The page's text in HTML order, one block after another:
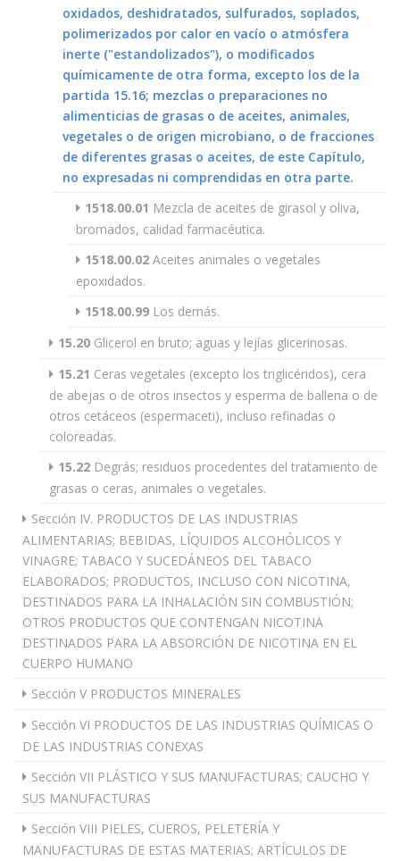
oxidados, deshidratados, sulfurados, soplados,
polimerizados por calor en vacío o atmósfera
inerte ("estandolizados"), o modificados
químicamente de otra forma, excepto los de la
partida 15.16; mezclas o preparaciones no
alimenticias de grasas o de aceites, animales,
vegetales o de origen microbiano, o de fracciones
de diferentes grasas o aceites, de este Capítulo,
no expresadas ni comprendidas en otra parte.
1518.00.01 Mezcla de aceites de girasol y oliva,
bromados, calidad farmacéutica.
1518.00.02 Aceites animales o vegetales
epoxidados.
1518.00.99 Los demás.
15.20 Glicerol en bruto; aguas y lejías glicerinosas.
15.21 Ceras vegetales (excepto los triglicéridos), cera
de abejas o de otros insectos y esperma de ballena o de
otros cetáceos (espermaceti), incluso refinadas o
coloreadas.
15.22 Degrás; residuos procedentes del tratamiento de
grasas o ceras, animales o vegetales.
Sección IV. PRODUCTOS DE LAS INDUSTRIAS
ALIMENTARIAS; BEBIDAS, LÍQUIDOS ALCOHÓLICOS Y
VINAGRE; TABACO Y SUCEDÁNEOS DEL TABACO
ELABORADOS; PRODUCTOS, INCLUSO CON NICOTINA,
DESTINADOS PARA LA INHALACIÓN SIN COMBUSTIÓN;
OTROS PRODUCTOS QUE CONTENGAN NICOTINA
DESTINADOS PARA LA ABSORCIÓN DE NICOTINA EN EL
CUERPO HUMANO
Sección V PRODUCTOS MINERALES
Sección VI PRODUCTOS DE LAS INDUSTRIAS QUÍMICAS O
DE LAS INDUSTRIAS CONEXAS
Sección VII PLÁSTICO Y SUS MANUFACTURAS; CAUCHO Y
SUS MANUFACTURAS
Sección VIII PIELES, CUEROS, PELETERÍA Y
MANUFACTURAS DE ESTAS MATERIAS; ARTÍCULOS DE